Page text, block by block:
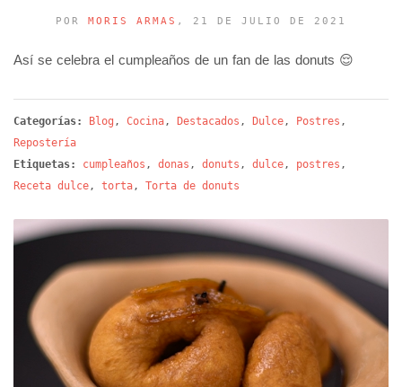
POR MORIS ARMAS , 21 DE JULIO DE 2021
Así se celebra el cumpleaños de un fan de las donuts 😌
Categorías: Blog , Cocina , Destacados , Dulce , Postres ,
Repostería
Etiquetas:
cumpleaños , donas , donuts , dulce , postres ,
Receta dulce , torta , Torta de donuts